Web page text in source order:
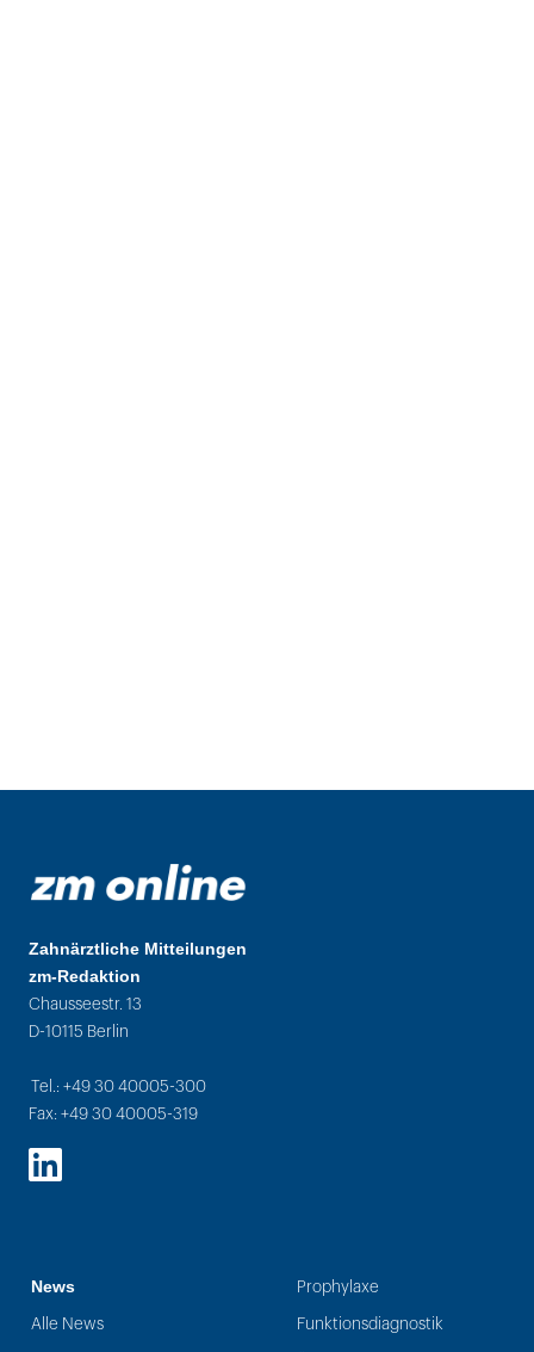
Zahnärztliche Mitteilungen
zm-Redaktion
Chausseestr. 13
D-10115 Berlin
Tel.: +49 30 40005-300
Fax: +49 30 40005-319
LinkedIn
News
Alle News
Prophylaxe
Funktionsdiagnostik